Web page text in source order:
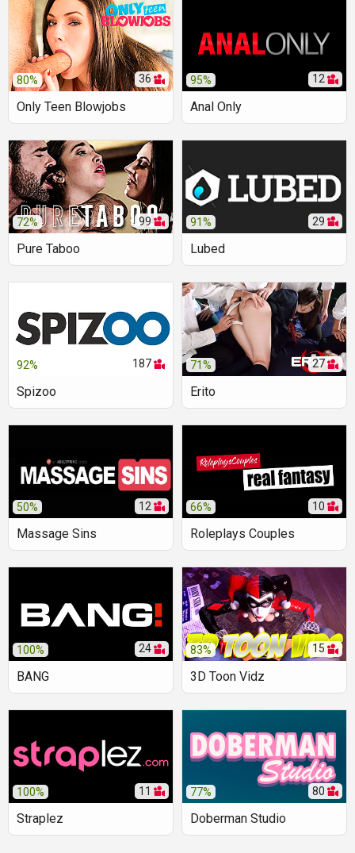
80% 36
Only Teen Blowjobs
95% 12
Anal Only
72% 99
Pure Taboo
91% 29
Lubed
92% 187
Spizoo
71% 27
Erito
50% 12
Massage Sins
66% 10
Roleplays Couples
100% 24
BANG
83% 15
3D Toon Vidz
100% 11
Straplez
77% 80
Doberman Studio